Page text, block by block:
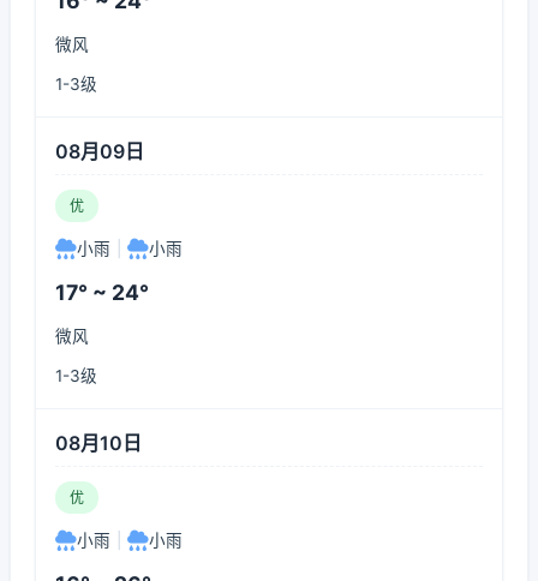
微风
1-3级
08月09日
优
小雨 小雨
17° ~ 24°
微风
1-3级
08月10日
优
小雨 小雨